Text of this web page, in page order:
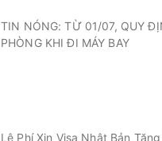
TIN NÓNG: TỪ 01/07, QUY
PHÒNG KHI ĐI MÁY BAY
Lệ Phí Xin Visa Nhật Bản